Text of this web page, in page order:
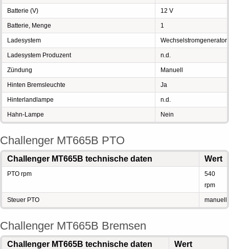
Batterie (V) 12 V
Batterie, Menge 1
Ladesystem Wechselstromgenerator
Ladesystem Produzent n.d.
Zündung Manuell
Hinten Bremsleuchte Ja
Hinterlandlampe n.d.
Hahn-Lampe Nein
Challenger MT665B PTO
Challenger MT665B technische daten Wert
PTO rpm
540
rpm
Steuer PTO manuell
Challenger MT665B Bremsen
Challenger MT665B technische daten Wert